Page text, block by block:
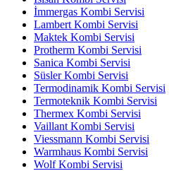
İmmergas Kombi Servisi
Lambert Kombi Servisi
Maktek Kombi Servisi
Protherm Kombi Servisi
Sanica Kombi Servisi
Süsler Kombi Servisi
Termodinamik Kombi Servisi
Termoteknik Kombi Servisi
Thermex Kombi Servisi
Vaillant Kombi Servisi
Viessmann Kombi Servisi
Warmhaus Kombi Servisi
Wolf Kombi Servisi